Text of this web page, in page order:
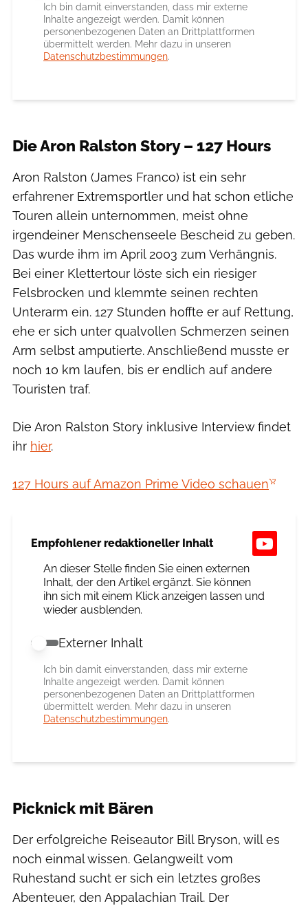
Ich bin damit einverstanden, dass mir externe
Inhalte angezeigt werden. Damit können
personenbezogenen Daten an Drittplattformen
übermittelt werden. Mehr dazu in unseren
Datenschutzbestimmungen.
Die Aron Ralston Story – 127 Hours
Aron Ralston (James Franco) ist ein sehr
erfahrener Extremsportler und hat schon etliche
Touren allein unternommen, meist ohne
irgendeiner Menschenseele Bescheid zu geben.
Das wurde ihm im April 2003 zum Verhängnis.
Bei einer Klettertour löste sich ein riesiger
Felsbrocken und klemmte seinen rechten
Unterarm ein. 127 Stunden hoffte er auf Rettung,
ehe er sich unter qualvollen Schmerzen seinen
Arm selbst amputierte. Anschließend musste er
noch 10 km laufen, bis er endlich auf andere
Touristen traf.
Die Aron Ralston Story inklusive Interview findet
ihr hier.
127 Hours auf Amazon Prime Video schauen
Empfohlener redaktioneller Inhalt
An dieser Stelle finden Sie einen externen
Inhalt, der den Artikel ergänzt. Sie können
ihn sich mit einem Klick anzeigen lassen und
wieder ausblenden.
Externer Inhalt erlauben
Externer Inhalt
Ich bin damit einverstanden, dass mir externe
Inhalte angezeigt werden. Damit können
personenbezogenen Daten an Drittplattformen
übermittelt werden. Mehr dazu in unseren
Datenschutzbestimmungen.
Picknick mit Bären
Der erfolgreiche Reiseautor Bill Bryson, will es
noch einmal wissen. Gelangweilt vom
Ruhestand sucht er sich ein letztes großes
Abenteuer, den Appalachian Trail. Der